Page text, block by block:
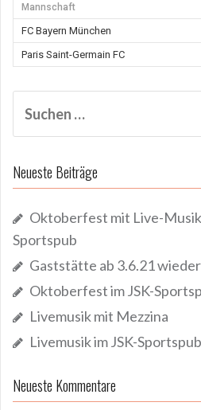
Mannschaft
FC Bayern München
Paris Saint-Germain FC
nach:
Neueste Beiträge
Oktoberfest mit Live-Musik
Sportspub
Gaststätte ab 3.6.21
Oktoberfest im JSK-
Livemusik mit Mezzina
Livemusik im JSK-Sportspub
Neueste Kommentare